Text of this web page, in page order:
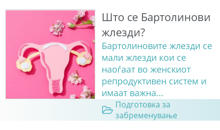
Што се Бартолинови
жлезди?
Бартолиновите жлезди се
мали жлезди кои се
наоѓаат во женскиот
репродуктивен систем и
имаат важна...
Подготовка за
забременување